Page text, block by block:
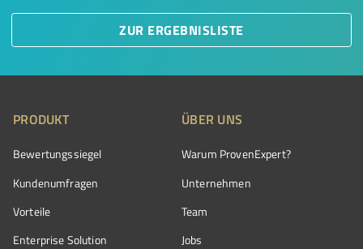
ZUR ERGEBNISLISTE
PRODUKT
Bewertungssiegel
Kundenumfragen
Vorteile
Enterprise Solution
ÜBER UNS
Warum ProvenExpert?
Unternehmen
Team
Jobs